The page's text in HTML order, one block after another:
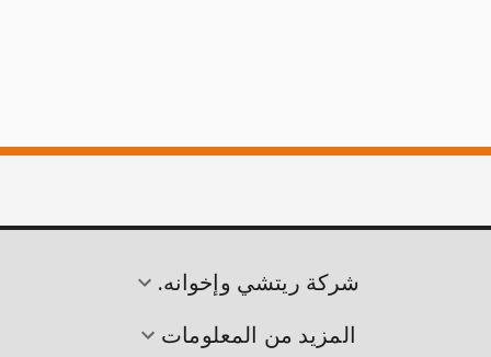
شركة ريتشي وإخوانه.
المزيد من المعلومات